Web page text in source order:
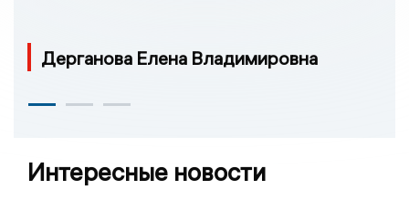
Дерганова Елена Владимировна
Интересные новости